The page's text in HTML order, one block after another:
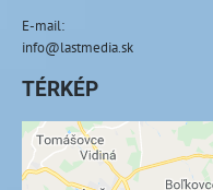
E-mail:
info@lastmedia.sk
TÉRKÉP
A külső